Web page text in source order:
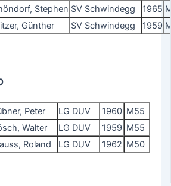
Stephen SV Schwindegg 1965
Günther SV Schwindegg 1959
Peter LG DUV 1960 M55
Walter LG DUV 1959 M55
Roland LG DUV 1962 M50